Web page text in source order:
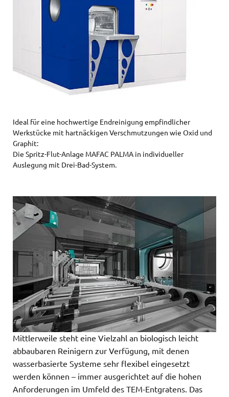
Ideal für eine hochwertige Endreinigung empfindlicher
Werkstücke mit hartnäckigen Verschmutzungen wie Oxid und
Graphit:
Die Spritz-Flut-Anlage MAFAC PALMA in individueller
Auslegung mit Drei-Bad-System.
Mittlerweile steht eine Vielzahl an biologisch leicht
abbaubaren Reinigern zur Verfügung, mit denen
wasserbasierte Systeme sehr flexibel eingesetzt
werden können – immer ausgerichtet auf die hohen
Anforderungen im Umfeld des TEM-Entgratens. Das